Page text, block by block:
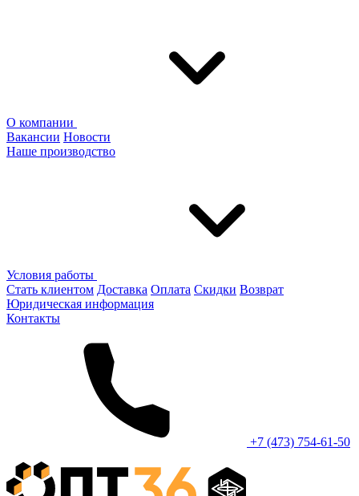
О компании
Вакансии Новости
Наше производство
Условия работы
Стать клиентом Доставка Оплата Скидки Возврат
Юридическая информация
Контакты
+7 (473) 754-61-50